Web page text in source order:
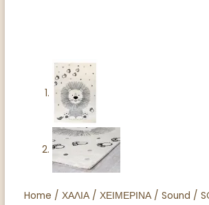
Home / ΧΑΛΙΑ/ ΧΕΙΜΕΡΙΝΑ/ Sound /